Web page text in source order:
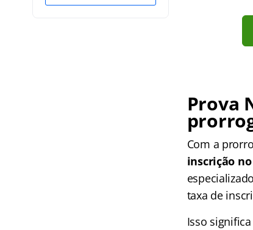
Prova
Com a
inscrição
taxa de
Isso